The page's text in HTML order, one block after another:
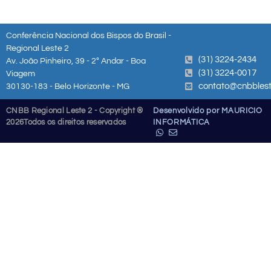
Conferência Nacional dos Bispos do Brasil -
Regional Leste 2
Av. João Pinheiro, 39 - 2º Andar - Boa
Viagem
30130-183 - Belo Horizonte - MG
(31) 3224-2434
(31) 3224-0017
CNBB Regional Leste 2 - Copyright ®
2026Todos os direitos reservados
Desenvolvido por MAURICIO
INFORMÁTICA